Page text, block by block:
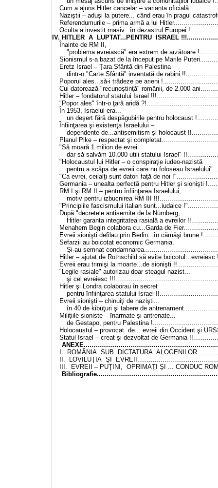
Cum a ajuns Hitler cancelar – varianta
Naziştii – aduşi la putere... când erau în pragul
Referendumurile – prima armă a lui
Oculta a investit masiv...în dezastrul Europei
IV. HITLER A LUPTAT...PENTRU ISRAEL
Înainte de RM II,
"problema evreiască" era extrem de arzătoare
Sionismul s-a bazat de la început pe Marile
Eretz Israel – Ţara Sfântă din Palestina
dintr-o "Carte Sfântă" inventată de rabini
Poporul ales...să-i trădeze pe arieni
Cui datorează "recunoştinţă" românii, de 2.000
Hitler – fondatorul statului Israel
"Popor ales" într-o ţară aridă
În 1953, Israelul era...
un deşert fără despăgubirile pentru holocaust
Înfiinţarea şi existenţa Israelului –
dependente de...antisemitism şi holocaust
Planul Pike – respectat şi
"Să moară 1 milion de evrei
dar să salvăm 10.000 utili statului Israel"
"Holocaustul lui Hitler – o conspiraţie iudeo-nazistă
pentru a scăpa de evreii care nu foloseau
"Ca evrei, ceilalţi sunt datori faţă de noi
Germania – unealta perfectă pentru Hitler şi sionişti
RM I şi RM II – pentru înfiinţarea Israelului,
motiv pentru izbucnirea RM III
"Principiile fascismului italian sunt...iudaice
După "decretele antisemite de la Nürnberg,
Hitler garanta integritatea rasială a evreilor
Menahem Begin colabora cu...Garda de
Evreii sionişti defilau prin Berlin...în cămăşi brune
Sefarzii au boicotat economic Germania.
Şi-au semnat
Hitler – ajutat de Rothschild să evite
Evreii erau trimişi la moarte...de sionişti
"Legile rasiale" autorizau doar steagul nazist...
şi cel evreiesc
Hitler şi Londra colaborau în secret
pentru înfiinţarea statului Israel
Evreii sionişti – chinuiţi de nazişti...
în 40 de kibuţuri şi tabere de
Miliţiile sioniste – înarmate şi antrenate...
de Gestapo, pentru Palestina
Holocaustul – provocat de... evreii din Occident şi
Statul Israel – creat şi dezvoltat de Germania
I. ROMÂNIA SUB DICTATURA
II. LOVILUŢIA ŞI
III. EVREII – PUŢINI, OPRIMAŢI ŞI ... CONDUC